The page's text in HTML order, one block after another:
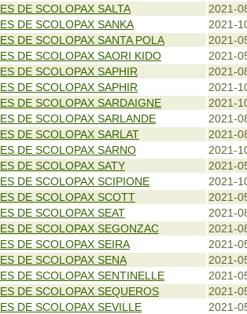
DE SCOLOPAX SALTA
2021-
DE SCOLOPAX SANKA
2021-
DE SCOLOPAX SANTA POLA
2021-
DE SCOLOPAX SAORI KIDO
2021-
DE SCOLOPAX SAPHIR
2021-
DE SCOLOPAX SAPHIR
2021-
DE SCOLOPAX SARDAIGNE
2021-
DE SCOLOPAX SARLANDE
2021-
DE SCOLOPAX SARLAT
2021-
DE SCOLOPAX SARNO
2021-
DE SCOLOPAX SATY
2021-
DE SCOLOPAX SCIPIONE
2021-
DE SCOLOPAX SCOTT
2021-
DE SCOLOPAX SEAT
2021-
DE SCOLOPAX SEGONZAC
2021-
DE SCOLOPAX SEIRA
2021-
DE SCOLOPAX SENA
2021-
DE SCOLOPAX SENTINELLE
2021-
DE SCOLOPAX SEQUEROS
2021-
DE SCOLOPAX SEVILLE
2021-